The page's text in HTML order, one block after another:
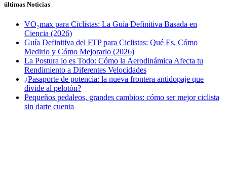
últimas Noticias
VO₂max para Ciclistas: La Guía Definitiva Basada en
Ciencia (2026)
Guía Definitiva del FTP para Ciclistas: Qué Es, Cómo
Medirlo y Cómo Mejorarlo (2026)
La Postura lo es Todo: Cómo la Aerodinámica Afecta tu
Rendimiento a Diferentes Velocidades
¿Pasaporte de potencia: la nueva frontera antidopaje que
divide al pelotón?
Pequeños pedaleos, grandes cambios: cómo ser mejor ciclista
sin darte cuenta